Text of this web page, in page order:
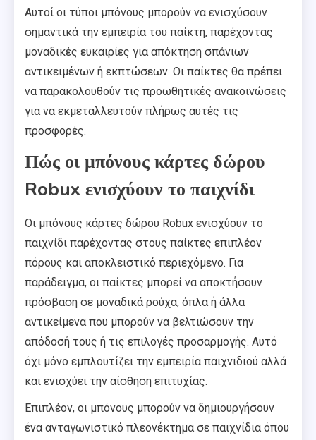
Αυτοί οι τύποι μπόνους μπορούν να ενισχύσουν
σημαντικά την εμπειρία του παίκτη, παρέχοντας
μοναδικές ευκαιρίες για απόκτηση σπάνιων
αντικειμένων ή εκπτώσεων. Οι παίκτες θα πρέπει
να παρακολουθούν τις προωθητικές ανακοινώσεις
για να εκμεταλλευτούν πλήρως αυτές τις
προσφορές.
Πώς οι μπόνους κάρτες δώρου
Robux ενισχύουν το παιχνίδι
Οι μπόνους κάρτες δώρου Robux ενισχύουν το
παιχνίδι παρέχοντας στους παίκτες επιπλέον
πόρους και αποκλειστικό περιεχόμενο. Για
παράδειγμα, οι παίκτες μπορεί να αποκτήσουν
πρόσβαση σε μοναδικά ρούχα, όπλα ή άλλα
αντικείμενα που μπορούν να βελτιώσουν την
απόδοσή τους ή τις επιλογές προσαρμογής. Αυτό
όχι μόνο εμπλουτίζει την εμπειρία παιχνιδιού αλλά
και ενισχύει την αίσθηση επιτυχίας.
Επιπλέον, οι μπόνους μπορούν να δημιουργήσουν
ένα ανταγωνιστικό πλεονέκτημα σε παιχνίδια όπου